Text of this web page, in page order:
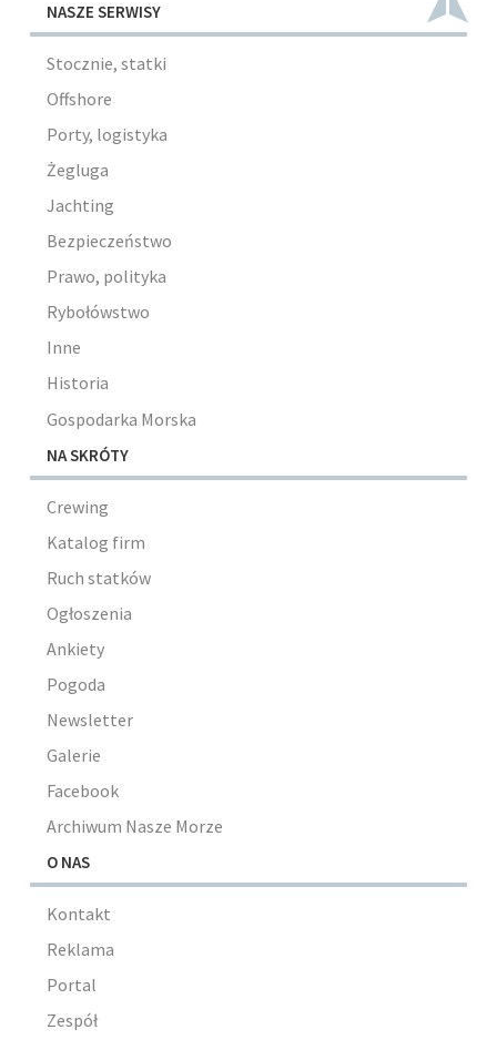
NASZE SERWISY
Stocznie, statki
Offshore
Porty, logistyka
Żegluga
Jachting
Bezpieczeństwo
Prawo, polityka
Rybołówstwo
Inne
Historia
Gospodarka Morska
NA SKRÓTY
Crewing
Katalog firm
Ruch statków
Ogłoszenia
Ankiety
Pogoda
Newsletter
Galerie
Facebook
Archiwum Nasze Morze
O NAS
Kontakt
Reklama
Portal
Zespół